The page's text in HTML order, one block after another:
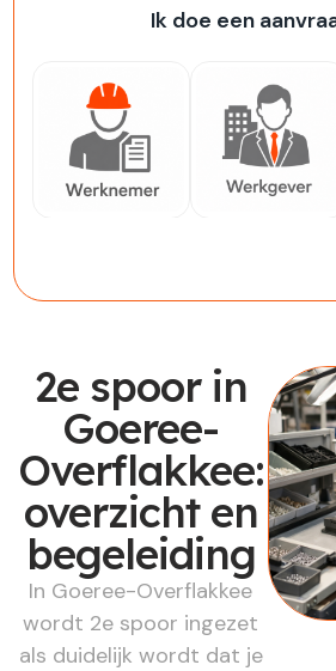
Ik doe een
2e spoor in
Goeree-
Overflakkee:
overzicht en
begeleiding
In Goeree-Overflakkee
wordt 2e spoor ingezet
als duidelijk wordt dat je